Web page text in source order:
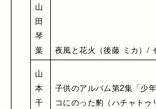
山
田
琴
葉
夜風と花火（後藤 ミカ）/
山
本
千
子供のアルバム第2集「少
コにのった豹（ハチャト